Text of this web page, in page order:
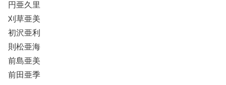
円亜久里
刈草亜美
初沢亜利
則松亜海
前島亜美
前田亜季